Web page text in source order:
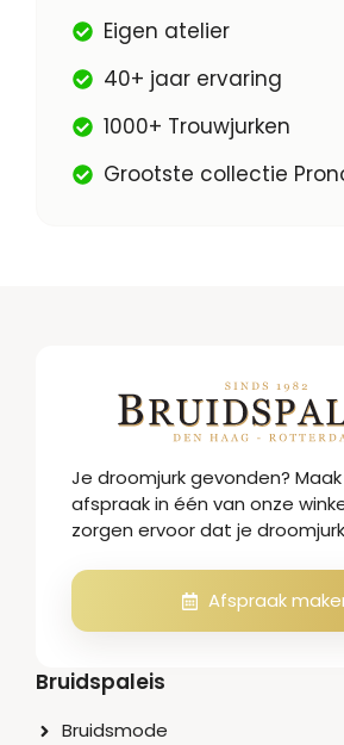
Eigen atelier
40+ jaar ervaring
1000+ Trouwjurken
Grootste collectie
Je droomjurk gevonden?
afspraak in één van onze
zorgen ervoor dat je
Afspraak
Bruidspaleis
Bruidsmode